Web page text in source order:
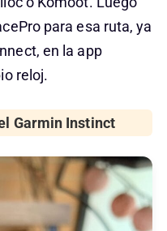
para esa ruta, ya
en la app
reloj.
Garmin Instinct